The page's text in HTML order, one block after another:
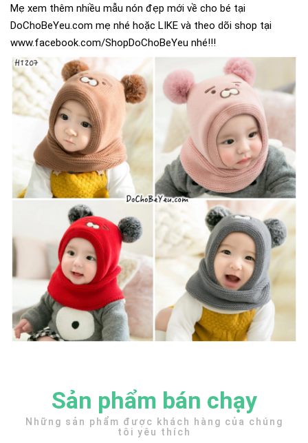
Mẹ xem thêm nhiều mẫu nón đẹp mới về cho bé tại
DoChoBeYeu.com mẹ nhé hoặc LIKE và theo dõi shop tại
www.facebook.com/ShopDoChoBeYeu nhé!!!
Sản phẩm bán chạy
Những sản phẩm được khách hàng của chúng
tôi yêu thích